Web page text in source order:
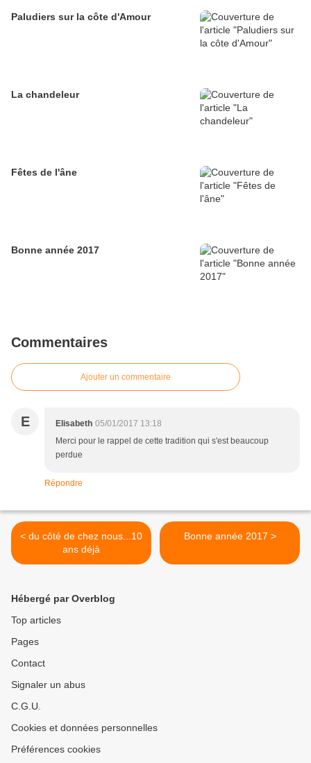
Paludiers sur la côte d'Amour
La chandeleur
Fêtes de l'âne
Bonne année 2017
Commentaires
Ajouter un commentaire
E Elisabeth 05/01/2017 13:18
Merci pour le rappel de cette tradition qui s'est beaucoup
perdue
Répondre
< du côté de chez nous...10
ans déjà
Bonne année 2017 >
Hébergé par Overblog
Top articles
Pages
Contact
Signaler un abus
C.G.U.
Cookies et données personnelles
Préférences cookies